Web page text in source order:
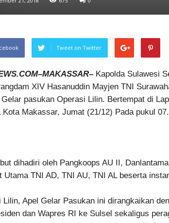
Tweet on Twitter
Kapolda Sulawesi
XIV Hasanuddin Mayjen TNI
pasukan Operasi Lilin. Bertempat di
Kota Makassar, Jumat (21/12) Pada pukul
dihadiri oleh Pangkoops AU II,
Utama TNI AD, TNI AU, TNI AL beserta
Lilin, Apel Gelar Pasukan ini dirangkaikan
dan Wapres RI ke Sulsel sekaligus